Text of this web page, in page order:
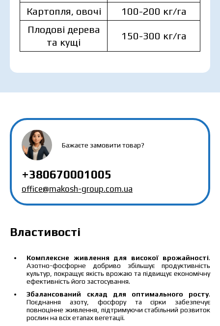
Картопля, овочі
100-200 кг/га
Плодові дерева
та кущі
150-300 кг/га
Бажаєте замовити товар?
+380670001005
office@makosh-group.com.ua
Властивості
Комплексне живлення для високої врожайності.
Азотно-фосфорне добриво збільшує продуктивність
культур, покращує якість врожаю та підвищує економічну
ефективність його застосування.
Збалансований склад для оптимального росту.
Поєднання азоту, фосфору та сірки забезпечує
повноцінне живлення, підтримуючи стабільний розвиток
рослин на всіх етапах вегетації.
Ціна залежить від об’єму та регіону доставки.
Для прорахунку індивідуальної ціни заповніть
дані:
Зв’язатися з менеджером Makosh